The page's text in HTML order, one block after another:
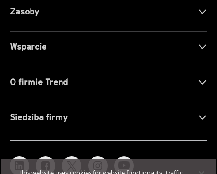
Zasoby
Wsparcie
O firmie Trend
Siedziba firmy